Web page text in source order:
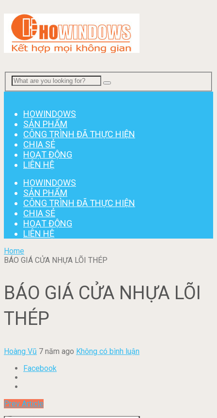
HOWINDOWS
SẢN PHẨM
CÔNG TRÌNH ĐÃ THỰC HIỆN
CHIA SẺ
HOẠT ĐỘNG
LIÊN HỆ
HOWINDOWS
SẢN PHẨM
CÔNG TRÌNH ĐÃ THỰC HIỆN
CHIA SẺ
HOẠT ĐỘNG
LIÊN HỆ
Home
BÁO GIÁ CỬA NHỰA LÕI THÉP
BÁO GIÁ CỬA NHỰA LÕI
THÉP
Hoàng Vũ 7 năm ago Không có bình luận
Facebook
Prev Article